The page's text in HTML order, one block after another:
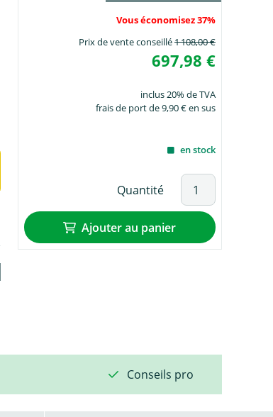
Vous économisez 37%
Prix de vente conseillé1 108,00 €
697,98 €
inclus 20% de TVA
frais de port de 9,90 € en sus
en stock
Quantité
Ajouter au panier
Conseils pro